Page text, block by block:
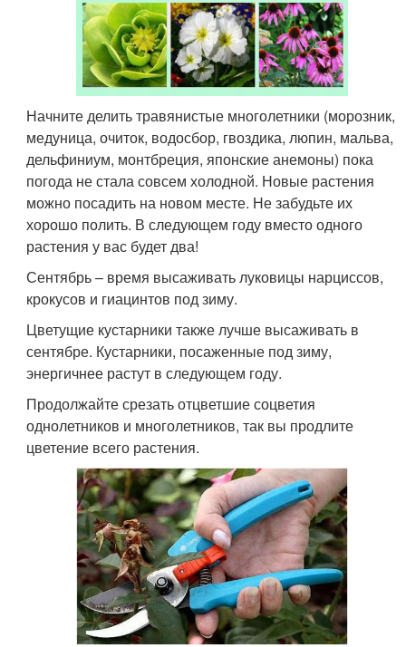
Начните делить травянистые многолетники (морозник,
медуница, очиток, водосбор, гвоздика, люпин, мальва,
дельфиниум, монтбреция, японские анемоны) пока
погода не стала совсем холодной. Новые растения
можно посадить на новом месте. Не забудьте их
хорошо полить. В следующем году вместо одного
растения у вас будет два!
Сентябрь – время высаживать луковицы нарциссов,
крокусов и гиацинтов под зиму.
Цветущие кустарники также лучше высаживать в
сентябре. Кустарники, посаженные под зиму,
энергичнее растут в следующем году.
Продолжайте срезать отцветшие соцветия
однолетников и многолетников, так вы продлите
цветение всего растения.